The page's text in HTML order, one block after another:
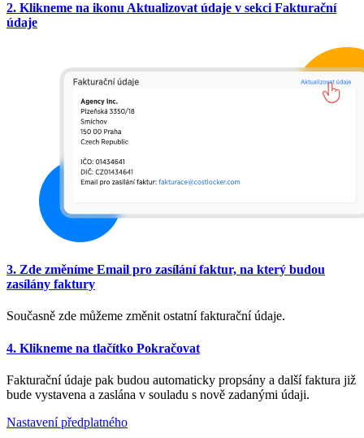
2. Klikneme na ikonu Aktualizovat údaje v sekci Fakturační
údaje
3. Zde změníme Email pro zasílání faktur, na který budou
zasílány faktury
Současně zde můžeme změnit ostatní fakturační údaje.
4. Klikneme na tlačítko Pokračovat
Fakturační údaje pak budou automaticky propsány a další faktura již
bude vystavena a zaslána v souladu s nově zadanými údaji.
Nastavení předplatného